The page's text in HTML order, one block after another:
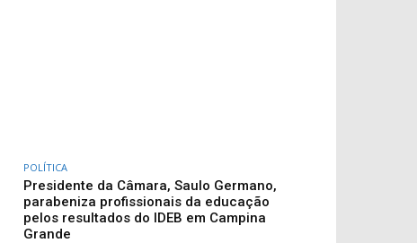
POLÍTICA
Presidente da Câmara, Saulo Germano,
parabeniza profissionais da educação
pelos resultados do IDEB em Campina
Grande